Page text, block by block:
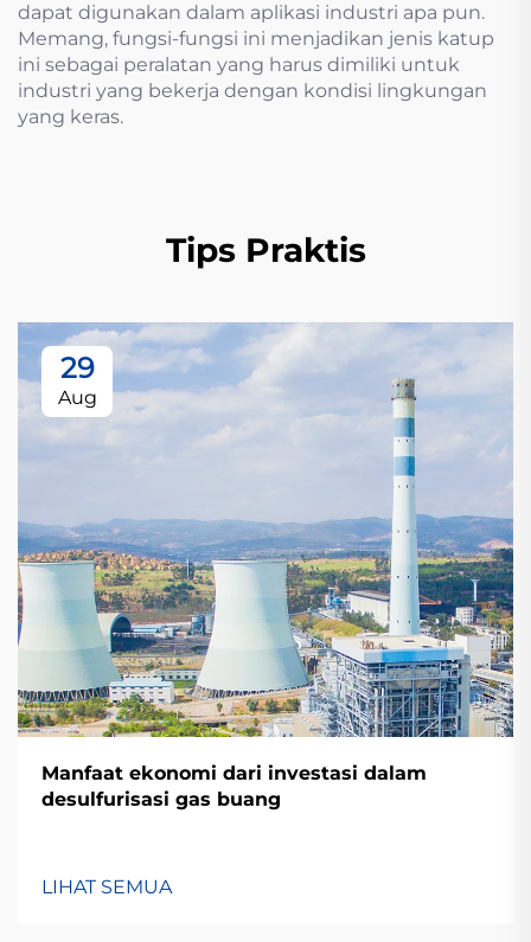
dapat digunakan dalam aplikasi industri apa pun.
Memang, fungsi-fungsi ini menjadikan jenis katup
ini sebagai peralatan yang harus dimiliki untuk
industri yang bekerja dengan kondisi lingkungan
yang keras.
Tips Praktis
29
Aug
Manfaat ekonomi dari investasi dalam
desulfurisasi gas buang
LIHAT SEMUA